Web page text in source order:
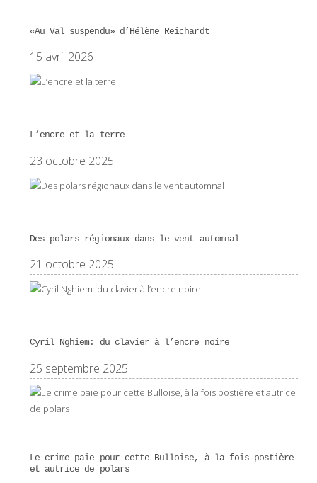
«Au Val suspendu» d’Hélène Reichardt
15 avril 2026
L’encre et la terre
23 octobre 2025
Des polars régionaux dans le vent automnal
21 octobre 2025
Cyril Nghiem: du clavier à l’encre noire
25 septembre 2025
Le crime paie pour cette Bulloise, à la fois postière
et autrice de polars